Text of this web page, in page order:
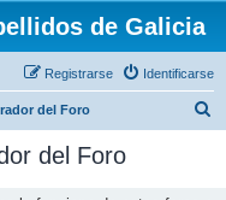
de Galicia
Identificarse
Registrarse
del Foro
del Foro